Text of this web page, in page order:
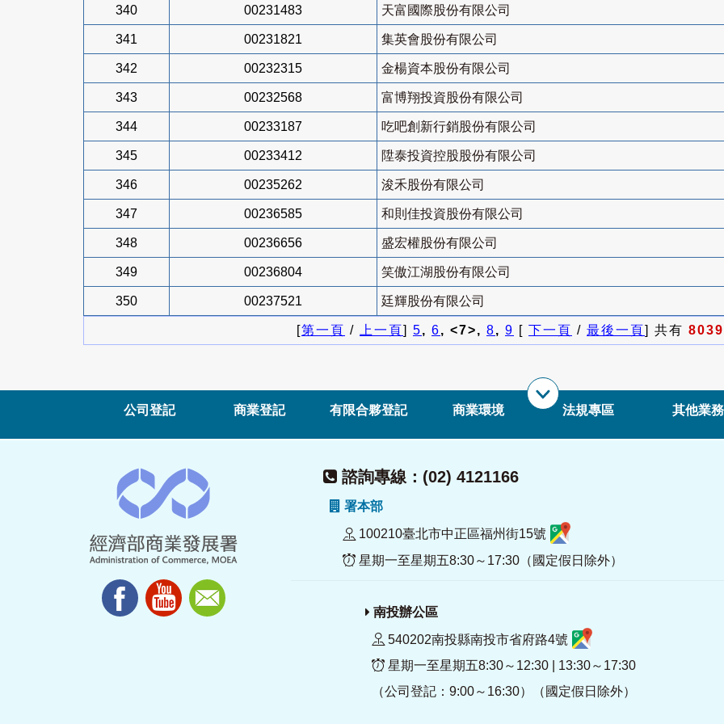
340 00231483 天富國際股份有限公司
341 00231821 集英會股份有限公司
342 00232315 金楊資本股份有限公司
343 00232568 富博翔投資股份有限公司
344 00233187 吃吧創新行銷股份有限公司
345 00233412 陞泰投資控股股份有限公司
346 00235262 浚禾股份有限公司
347 00236585 和則佳投資股份有限公司
348 00236656 盛宏權股份有限公司
349 00236804 笑傲江湖股份有限公司
350 00237521 廷輝股份有限公司
[第一頁 / 上一頁] 5, 6, <7>, 8, 9 [ 下一頁 / 最後一頁] 共有 8039
公司登記 商業登記 有限合夥登記 商業環境 法規專區 其他業務
諮詢專線：(02) 4121166
署本部
100210臺北市中正區福州街15號
星期一至星期五8:30～17:30（國定假日除外）
南投辦公區
540202南投縣南投市省府路4號
星期一至星期五8:30～12:30 | 13:30～17:30
（公司登記：9:00～16:30）（國定假日除外）